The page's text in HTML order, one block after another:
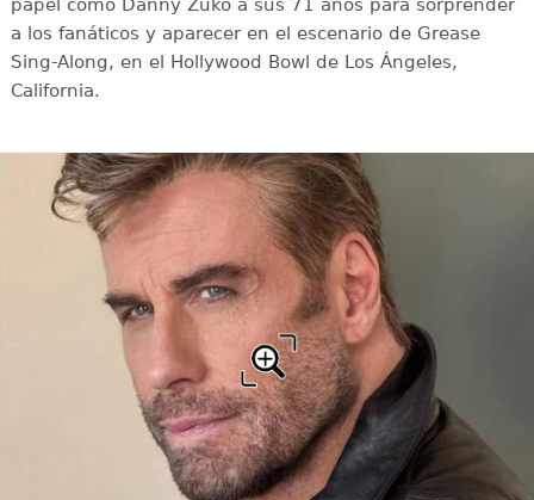
papel como Danny Zuko a sus 71 años para sorprender
a los fanáticos y aparecer en el escenario de Grease
Sing-Along, en el Hollywood Bowl de Los Ángeles,
California.